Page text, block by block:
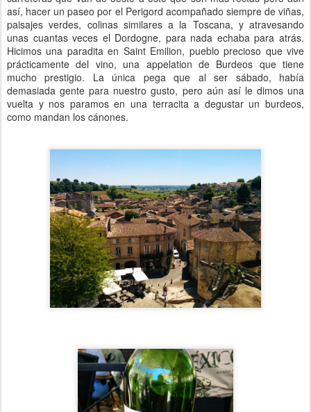
así, hacer un paseo por el Perigord acompañado siempre de viñas,
paisajes verdes, colinas similares a la Toscana, y atravesando
unas cuantas veces el Dordogne, para nada echaba para atrás.
Hicimos una paradita en Saint Emilion, pueblo precioso que vive
prácticamente del vino, una appelation de Burdeos que tiene
mucho prestigio. La única pega que al ser sábado, había
demasiada gente para nuestro gusto, pero aún así le dimos una
vuelta y nos paramos en una terracita a degustar un burdeos,
como mandan los cánones.